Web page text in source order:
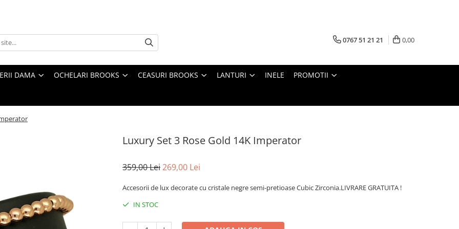
0767 51 21 21 0,00
DAMA OCHELARI BROOKS CEASURI BROOKS LANTURI INELE PROMOTII
Luxury Set 3 Rose Gold 14K Imperator
359,00 Lei269,00 Lei
Accesorii de lux decorate cu cristale negre semi-pretioase Cubic Zirconia.LIVRARE GRATUITA !
IN STOC